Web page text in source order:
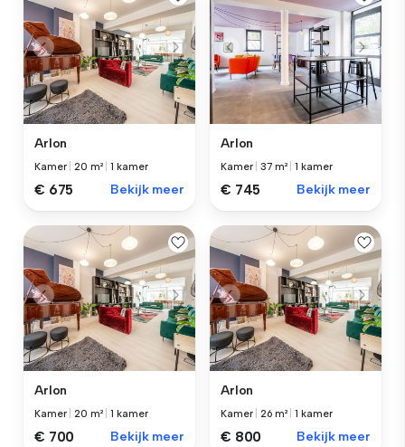
Arlon
Kamer |20 m² |1 kamer
€ 675 Bekijk meer
Arlon
Kamer |37 m² |1 kamer
€ 745 Bekijk meer
Arlon
Kamer |20 m² |1 kamer
€ 700 Bekijk meer
Arlon
Kamer |26 m² |1 kamer
€ 800 Bekijk meer